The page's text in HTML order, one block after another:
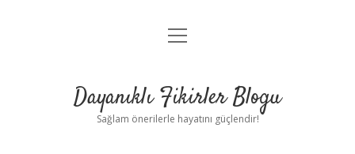
Anasayfa
Yasal Uyarı
menüyü
Dayanıklı Fikirler Blogu
Sağlam önerilerle hayatını güçlendir!